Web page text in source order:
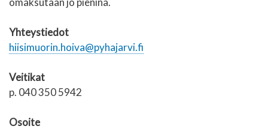
Yhteystiedot
hiisimuorin.hoiva@pyhajarvi.fi
Veitikat
p. 040 350 5942
Osoite